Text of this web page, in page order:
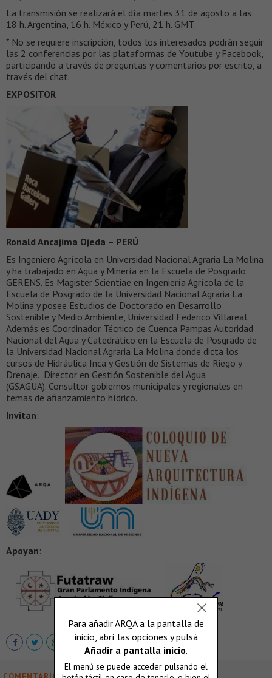
La transmisión se realizará el día martes 31 de agosto a las:
18 h. Argentina, 16 h. México y Perú, 21 h. GMT.
* No se requiere inscripción, todos los interesados podrán seguir
las 2 conferencias por las plataformas de Youtube y Facebook,
participando a través de preguntas y comentarios por escrito, a
través del chat.
EXPOSITOR
Ronald Ancajima Ojeda – PERÚ
Es Ingeniero Agrícola en Universidad Nacional Agraria La Molina
y ha trabajado en Agua y Minería en la Escuela de Posgrado
GERENS. Es Magister Scientiae en Ingeniería Agrícola de la
Escuela de Posgrado de la Universidad Nacional Agraria La
Molina y posee Estudios de Doctorado en Desarrollo
Sostenible y Medio Ambiente, Universidad Federico Villareal.
Además es Coordinador Técnico de Cuenca Pampas Autoridad
Nacional del Agua y Catedrático en la Escuela de Posgrado de
la Universidad Nacional Agraria La Molina donde dicta los
cursos de Hidráulica Inca y Gestión de Sistemas de Riego y
Drenaje. Director en Gestión Sostenible del Agua
(GSAGUA). Consultor gobiernos municipales y regionales en
temas de afianzamiento hídrico.
Invitan:
Apoyan: